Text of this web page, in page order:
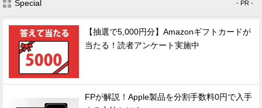
Special - PR -
【抽選で5,000円分】Amazonギフトカードが
当たる！読者アンケート実施中
FPが解説！Apple製品を分割手数料0円で入手